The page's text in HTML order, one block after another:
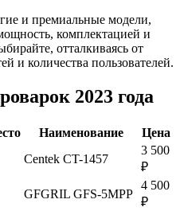
и премиальные модели,
комплектацией и
отталкиваясь от
и количества пользователей.
2023 года
Наименование Цена
Centek CT-1457
3 500
₽
GFGRIL GFS-5MPP
4 500
₽